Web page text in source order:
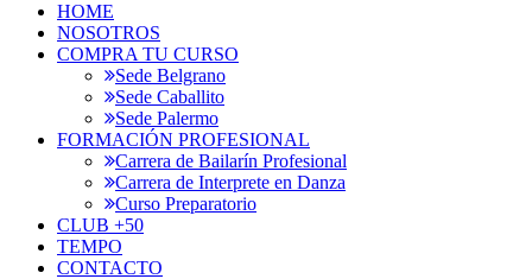
HOME
NOSOTROS
COMPRA TU CURSO
Sede Belgrano
Sede Caballito
Sede Palermo
FORMACIÓN PROFESIONAL
Carrera de Bailarín Profesional
Carrera de Interprete en Danza
Curso Preparatorio
CLUB +50
TEMPO
CONTACTO